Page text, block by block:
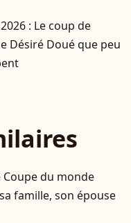
: Le coup de
Désiré Doué que peu
Coupe du monde
famille, son épouse